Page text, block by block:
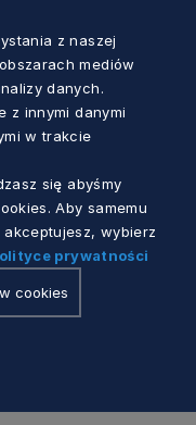
w
z naszej
mediów
danych.
z innymi danymi
w trakcie
się abyśmy
Aby samemu
wybierz
prywatności
cookies